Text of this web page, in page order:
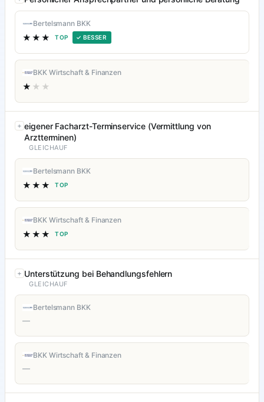
Bertelsmann BKK
★★★ TOP ✓ BESSER
BKK Wirtschaft & Finanzen
★ ★★
eigener Facharzt-Terminservice (Vermittlung von
Arztterminen)
GLEICHAUF
Bertelsmann BKK
★★★ TOP
BKK Wirtschaft & Finanzen
★★★ TOP
Unterstützung bei Behandlungsfehlern
GLEICHAUF
Bertelsmann BKK
—
BKK Wirtschaft & Finanzen
—